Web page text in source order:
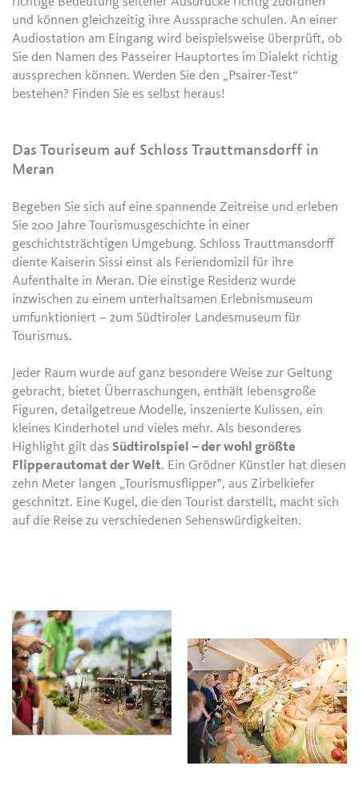
und können gleichzeitig ihre Aussprache schulen. An einer
Audiostation am Eingang wird beispielsweise überprüft, ob
Sie den Namen des Passeirer Hauptortes im Dialekt richtig
aussprechen können. Werden Sie den „Psairer-Test“
bestehen? Finden Sie es selbst heraus!
Das Touriseum auf Schloss Trauttmansdorff in
Meran
Begeben Sie sich auf eine spannende Zeitreise und erleben
Sie 200 Jahre Tourismusgeschichte in einer
geschichtsträchtigen Umgebung. Schloss Trauttmansdorff
diente Kaiserin Sissi einst als Feriendomizil für ihre
Aufenthalte in Meran. Die einstige Residenz wurde
inzwischen zu einem unterhaltsamen Erlebnismuseum
umfunktioniert – zum Südtiroler Landesmuseum für
Tourismus.
Jeder Raum wurde auf ganz besondere Weise zur Geltung
gebracht, bietet Überraschungen, enthält lebensgroße
Figuren, detailgetreue Modelle, inszenierte Kulissen, ein
kleines Kinderhotel und vieles mehr. Als besonderes
Highlight gilt dasSüdtirolspiel – der wohl größte
Flipperautomat der Welt. Ein Grödner Künstler hat diesen
zehn Meter langen „Tourismusflipper", aus Zirbelkiefer
geschnitzt. Eine Kugel, die den Tourist darstellt, macht sich
auf die Reise zu verschiedenen Sehenswürdigkeiten.